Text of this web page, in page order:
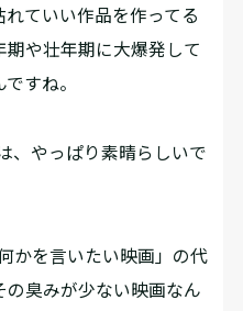
ていい作品を作ってる
や壮年期に大爆発して
すね。
、やっぱり素晴らしいで
かを言いたい映画」の代
臭みが少ない映画なん